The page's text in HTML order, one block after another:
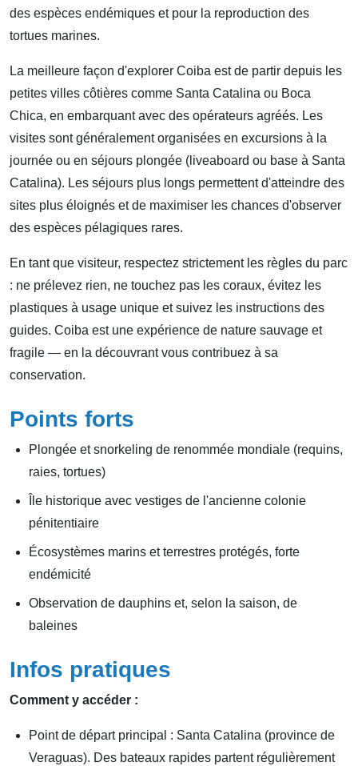
des espèces endémiques et pour la reproduction des
tortues marines.
La meilleure façon d'explorer Coiba est de partir depuis les
petites villes côtières comme Santa Catalina ou Boca
Chica, en embarquant avec des opérateurs agréés. Les
visites sont généralement organisées en excursions à la
journée ou en séjours plongée (liveaboard ou base à Santa
Catalina). Les séjours plus longs permettent d'atteindre des
sites plus éloignés et de maximiser les chances d'observer
des espèces pélagiques rares.
En tant que visiteur, respectez strictement les règles du parc
: ne prélevez rien, ne touchez pas les coraux, évitez les
plastiques à usage unique et suivez les instructions des
guides. Coiba est une expérience de nature sauvage et
fragile — en la découvrant vous contribuez à sa
conservation.
Points forts
Plongée et snorkeling de renommée mondiale (requins,
raies, tortues)
Île historique avec vestiges de l'ancienne colonie
pénitentiaire
Écosystèmes marins et terrestres protégés, forte
endémicité
Observation de dauphins et, selon la saison, de
baleines
Infos pratiques
Comment y accéder :
Point de départ principal : Santa Catalina (province de
Veraguas). Des bateaux rapides partent régulièrement